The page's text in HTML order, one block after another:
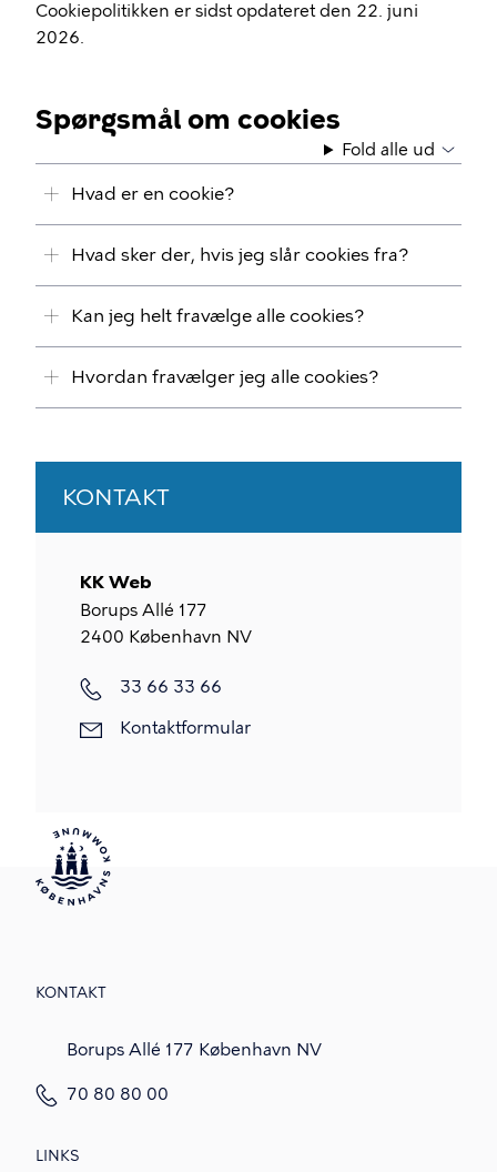
Cookiepolitikken er sidst opdateret den 22. juni
2026.
Spørgsmål om cookies
Fold alle ud
Hvad er en cookie?
Hvad sker der, hvis jeg slår cookies fra?
Kan jeg helt fravælge alle cookies?
Hvordan fravælger jeg alle cookies?
KONTAKT
KK Web
Borups Allé 177
2400 København NV
33 66 33 66
Kontaktformular
KONTAKT
Borups Allé 177 København NV
70 80 80 00
LINKS